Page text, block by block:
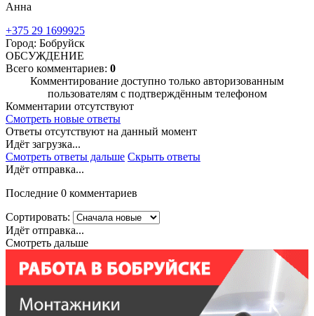
Анна
+375 29 1699925
Город: Бобруйск
ОБСУЖДЕНИЕ
Всего комментариев: 0
Комментирование доступно только авторизованным
пользователям с подтверждённым телефоном
Комментарии отсутствуют
Смотреть новые ответы
Ответы отсутствуют на данный момент
Идёт загрузка...
Смотреть ответы дальше Скрыть ответы
Идёт отправка...
Последние 0 комментариев
Сортировать:
Идёт отправка...
Смотреть дальше